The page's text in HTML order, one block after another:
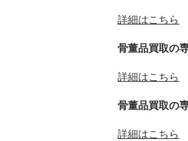
詳細はこちら
骨董品買取の
詳細はこちら
骨董品買取の
詳細はこちら